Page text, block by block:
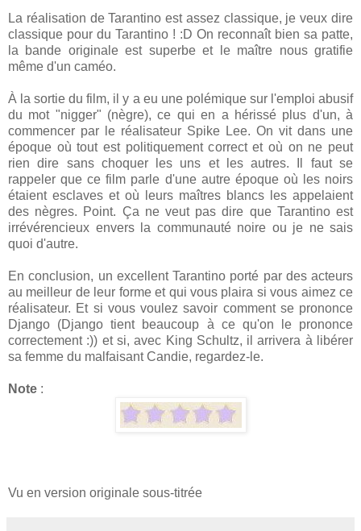
La réalisation de Tarantino est assez classique, je veux dire
classique pour du Tarantino ! :D On reconnaît bien sa patte,
la bande originale est superbe et le maître nous gratifie
même d'un caméo.
À la sortie du film, il y a eu une polémique sur l'emploi abusif
du mot "nigger" (nègre), ce qui en a hérissé plus d'un, à
commencer par le réalisateur Spike Lee. On vit dans une
époque où tout est politiquement correct et où on ne peut
rien dire sans choquer les uns et les autres. Il faut se
rappeler que ce film parle d'une autre époque où les noirs
étaient esclaves et où leurs maîtres blancs les appelaient
des nègres. Point. Ça ne veut pas dire que Tarantino est
irrévérencieux envers la communauté noire ou je ne sais
quoi d'autre.
En conclusion, un excellent Tarantino porté par des acteurs
au meilleur de leur forme et qui vous plaira si vous aimez ce
réalisateur. Et si vous voulez savoir comment se prononce
Django (Django tient beaucoup à ce qu'on le prononce
correctement :)) et si, avec King Schultz, il arrivera à libérer
sa femme du malfaisant Candie, regardez-le.
Note :
Vu en version originale sous-titrée